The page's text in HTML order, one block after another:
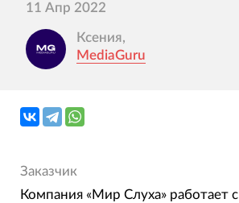
11 Апр 2022
Ксения,
MediaGuru
Заказчик
Компания «Мир Слуха» работает